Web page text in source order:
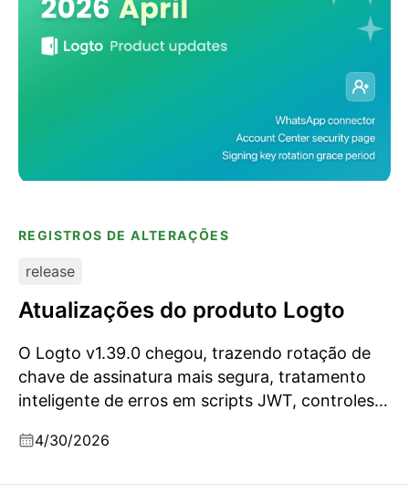
REGISTROS DE ALTERAÇÕES
release
Atualizações do produto Logto
O Logto v1.39.0 chegou, trazendo rotação de
chave de assinatura mais segura, tratamento
inteligente de erros em scripts JWT, controles
suporte ao conector WhatsApp e melhorias
4/30/2026